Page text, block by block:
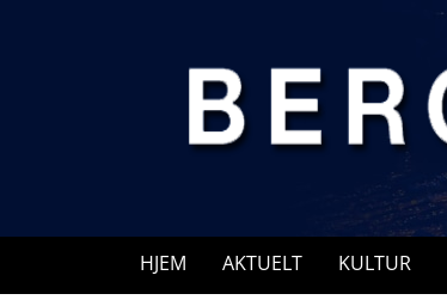
HJEM AKTUELT KULTUR